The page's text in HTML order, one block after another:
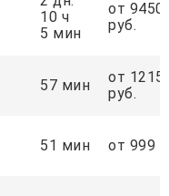
10 ч
5 мин
от
руб.
57 мин
от 1215
руб.
51 мин от 999